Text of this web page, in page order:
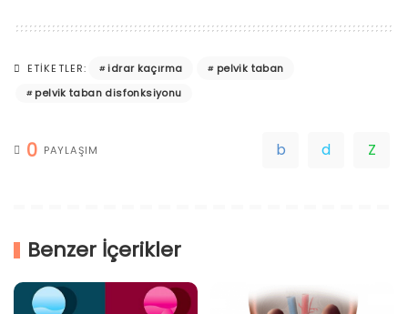
ETIKETLER: idrar kaçırma
pelvik taban
pelvik taban disfonksiyonu
0 PAYLAŞIM
Benzer İçerikler